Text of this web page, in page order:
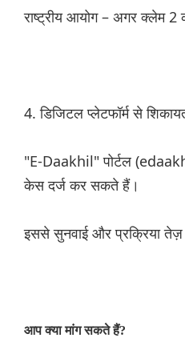
राष्ट्रीय आयोग – अगर क्लेम
4. डिजिटल प्लेटफॉर्म से
"E-Daakhil" पोर्टल
केस दर्ज कर सकते हैं।
इससे सुनवाई और प्रक्रिया तेज़
आप क्या मांग सकते हैं?